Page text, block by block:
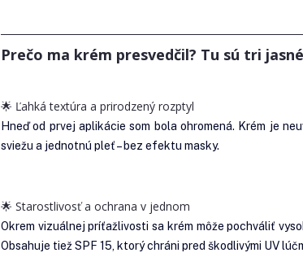
Prečo ma krém presvedčil? Tu sú tri
🌟 Ľahká textúra a prirodzený rozptyl
Hneď od prvej aplikácie som bola ohromená. Krém je
sviežu a jednotnú pleť – bez efektu masky.
🌟 Starostlivosť a ochrana v jednom
Okrem vizuálnej príťažlivosti sa krém môže pochváliť
Obsahuje tiež SPF 15, ktorý chráni pred škodlivými UV